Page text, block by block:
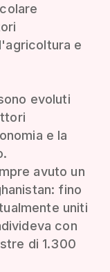
e
evoluti
e la
avuto un
fino
uniti
con
di 1.300